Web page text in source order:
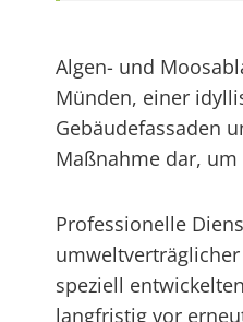
Algen- und
Münden, einer
Gebäudefassaden
Maßnahme dar,
Professionelle
speziell
langfristig vor